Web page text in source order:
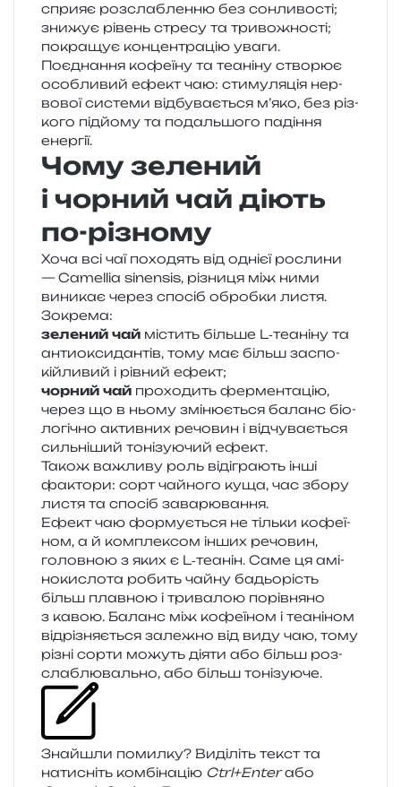
спри­яє роз­сла­блен­ню без сонливості;
зни­жує рівень стре­су та тривожності;
покра­щує кон­цен­тра­цію уваги.
Поєднання кофе­ї­ну та теа­ні­ну ство­рює
осо­бли­вий ефект чаю: сти­му­ля­ція нер­
во­вої систе­ми від­бу­ва­є­ться м’яко, без різ­
ко­го під­йо­му та подаль­шо­го паді­н­ня
енергії.
Чому зелений
і чорний чай діють
по-різному
Хоча всі чаї похо­дять від одні­єї росли­ни
— Camellia sinensis, різни­ця між ними
вини­кає через спо­сіб оброб­ки листя.
Зокрема:
зеле­ний чай містить біль­ше L‑теаніну та
анти­о­кси­дан­тів, тому має більш заспо­
кій­ли­вий і рів­ний ефект;
чор­ний чай про­хо­дить фер­мен­та­цію,
через що в ньому змі­ню­є­ться баланс біо­
ло­гі­чно актив­них речо­вин і від­чу­ва­є­ться
силь­ні­ший тоні­зу­ю­чий ефект.
Також важли­ву роль віді­гра­ють інші
факто­ри: сорт чай­но­го куща, час збору
листя та спо­сіб заварювання.
Ефект чаю фор­му­є­ться не тіль­ки кофе­ї­
ном, а й ком­пле­ксом інших речо­вин,
голов­ною з яких є L‑теанін. Саме ця амі­
но­ки­сло­та робить чайну бадьо­рість
більш плав­ною і три­ва­лою порів­ня­но
з кавою. Баланс між кофе­ї­ном і теа­ні­ном
від­рі­зня­є­ться зале­жно від виду чаю, тому
різні сорти можуть діяти або більш роз­
сла­блю­валь­но, або більш тонізуюче.
Знайшли помил­ку? Виділіть текст та
нати­сніть ком­бі­на­цію Ctrl+Enterабо